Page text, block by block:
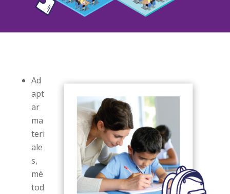
Ad
apt
ar
ma
teri
ale
s,
mé
tod